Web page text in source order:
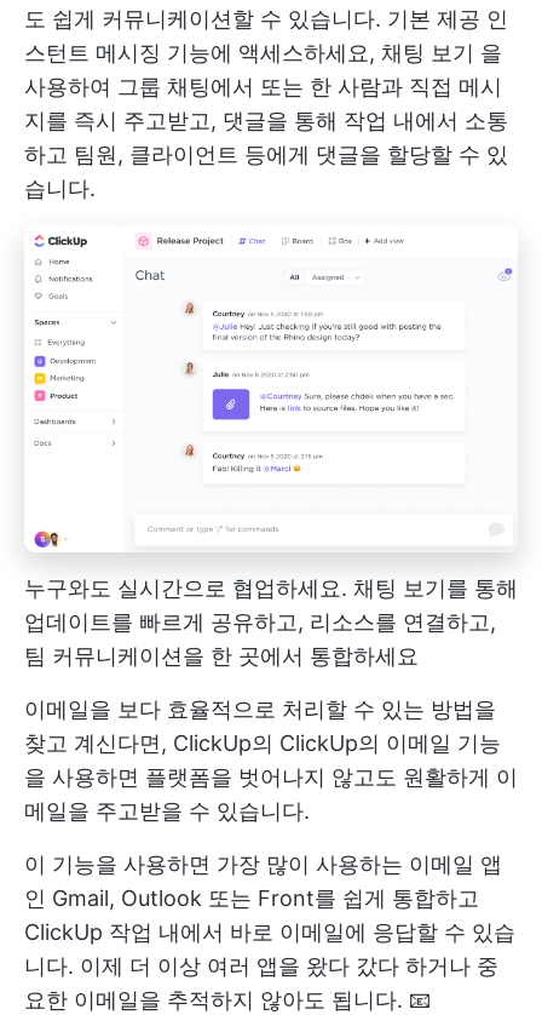
도 쉽게 커뮤니케이션할 수 있습니다. 기본 제공 인
스턴트 메시징 기능에 액세스하세요, 채팅 보기 을
사용하여 그룹 채팅에서 또는 한 사람과 직접 메시
지를 즉시 주고받고, 댓글을 통해 작업 내에서 소통
하고 팀원, 클라이언트 등에게 댓글을 할당할 수 있
습니다.
누구와도 실시간으로 협업하세요. 채팅 보기를 통해
업데이트를 빠르게 공유하고, 리소스를 연결하고,
팀 커뮤니케이션을 한 곳에서 통합하세요
이메일을 보다 효율적으로 처리할 수 있는 방법을
찾고 계신다면, ClickUp의 ClickUp의 이메일 기능
을 사용하면 플랫폼을 벗어나지 않고도 원활하게 이
메일을 주고받을 수 있습니다.
이 기능을 사용하면 가장 많이 사용하는 이메일 앱
인 Gmail, Outlook 또는 Front를 쉽게 통합하고
ClickUp 작업 내에서 바로 이메일에 응답할 수 있습
니다. 이제 더 이상 여러 앱을 왔다 갔다 하거나 중
요한 이메일을 추적하지 않아도 됩니다. 📧